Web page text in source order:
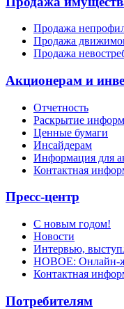
Продажа
Продажа
Продажа
Акционерам и
Отчетность
Раскрытие
Ценные бумаги
Инсайдерам
Информация для
Контактная
Пресс-центр
С новым годом!
Новости
Интервью,
НОВОЕ: Онлайн-
Контактная
Потребителям